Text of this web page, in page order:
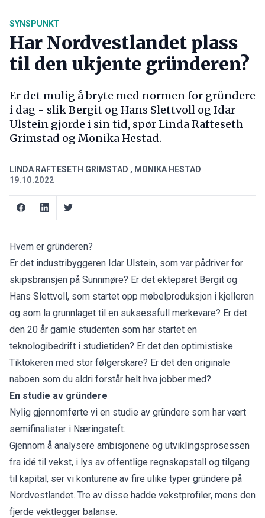
SYNSPUNKT
Har Nordvestlandet plass
til den ukjente gründeren?
Er det mulig å bryte med normen for gründere
i dag - slik Bergit og Hans Slettvoll og Idar
Ulstein gjorde i sin tid, spør Linda Rafteseth
Grimstad og Monika Hestad.
LINDA RAFTESETH GRIMSTAD , MONIKA HESTAD
19.10.2022
Hvem er gründeren?
Er det industribyggeren Idar Ulstein, som var pådriver for
skipsbransjen på Sunnmøre? Er det ekteparet Bergit og
Hans Slettvoll, som startet opp møbelproduksjon i kjelleren
og som la grunnlaget til en suksessfull merkevare? Er det
den 20 år gamle studenten som har startet en
teknologibedrift i studietiden? Er det den optimistiske
Tiktokeren med stor følgerskare? Er det den originale
naboen som du aldri forstår helt hva jobber med?
En studie av gründere
Nylig gjennomførte vi en studie av gründere som har vært
semifinalister i Næringsteft.
Gjennom å analysere ambisjonene og utviklingsprosessen
fra idé til vekst, i lys av offentlige regnskapstall og tilgang
til kapital, ser vi konturene av fire ulike typer gründere på
Nordvestlandet. Tre av disse hadde vekstprofiler, mens den
fjerde vektlegger balanse.